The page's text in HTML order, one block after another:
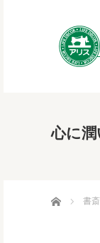
心に
ホーム 書